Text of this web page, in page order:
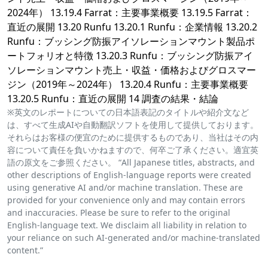
2024年） 13.19.4 Farrat：主要事業概要 13.19.5 Farrat：
直近の展開 13.20 Runfu 13.20.1 Runfu：企業情報 13.20.2
Runfu：ブッシング防振アイソレーションマウント製品ポ
ートフォリオと特徴 13.20.3 Runfu：ブッシング防振アイ
ソレーションマウント売上・収益・価格およびグロスマー
ジン（2019年～2024年） 13.20.4 Runfu：主要事業概要
13.20.5 Runfu：直近の展開 14 調査の結果・結論
※英文のレポートについての日本語表記のタイトルや紹介文など
は、すべて生成AIや自動翻訳ソフトを使用して提供しております。
それらはお客様の便宜のために提供するものであり、当社はその内
容について責任を負いかねますので、何卒ご了承ください。適宜英
語の原文をご参照ください。 “All Japanese titles, abstracts, and
other descriptions of English-language reports were created
using generative AI and/or machine translation. These are
provided for your convenience only and may contain errors
and inaccuracies. Please be sure to refer to the original
English-language text. We disclaim all liability in relation to
your reliance on such AI-generated and/or machine-translated
content.”